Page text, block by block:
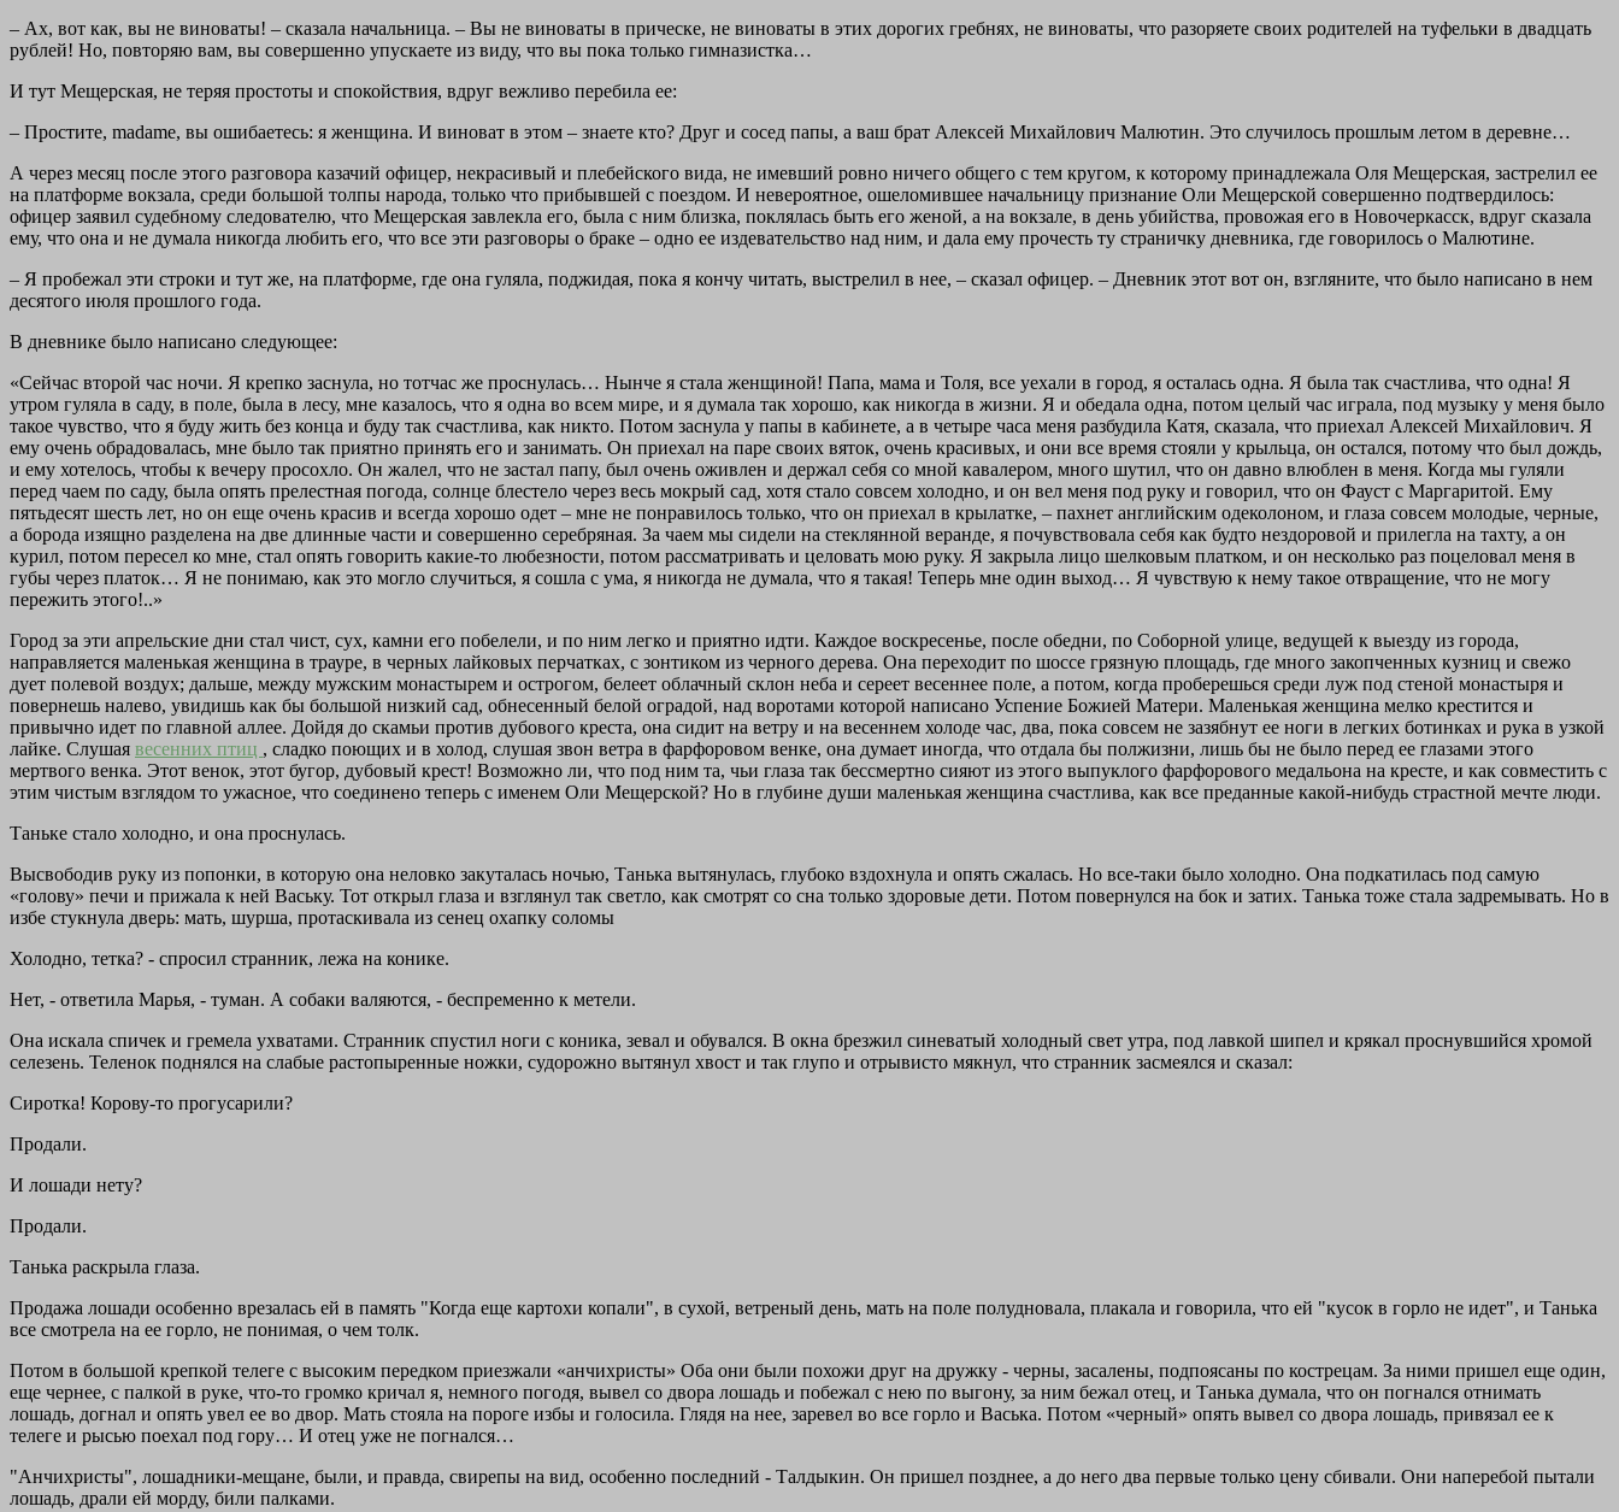
– Ах, вот как, вы не виноваты! – сказала начальница. – Вы не виноваты в прическе, не виноваты в этих дорогих гребнях, не виноваты, что разоряете своих родителей на туфельки в двадцать
рублей! Но, повторяю вам, вы совершенно упускаете из виду, что вы пока только гимназистка…
И тут Мещерская, не теряя простоты и спокойствия, вдруг вежливо перебила ее:
– Простите, madame, вы ошибаетесь: я женщина. И виноват в этом – знаете кто? Друг и сосед папы, а ваш брат Алексей Михайлович Малютин. Это случилось прошлым летом в деревне…
А через месяц после этого разговора казачий офицер, некрасивый и плебейского вида, не имевший ровно ничего общего с тем кругом, к которому принадлежала Оля Мещерская, застрелил ее
на платформе вокзала, среди большой толпы народа, только что прибывшей с поездом. И невероятное, ошеломившее начальницу признание Оли Мещерской совершенно подтвердилось:
офицер заявил судебному следователю, что Мещерская завлекла его, была с ним близка, поклялась быть его женой, а на вокзале, в день убийства, провожая его в Новочеркасск, вдруг сказала
ему, что она и не думала никогда любить его, что все эти разговоры о браке – одно ее издевательство над ним, и дала ему прочесть ту страничку дневника, где говорилось о Малютине.
– Я пробежал эти строки и тут же, на платформе, где она гуляла, поджидая, пока я кончу читать, выстрелил в нее, – сказал офицер. – Дневник этот вот он, взгляните, что было написано в нем
десятого июля прошлого года.
В дневнике было написано следующее:
«Сейчас второй час ночи. Я крепко заснула, но тотчас же проснулась… Нынче я стала женщиной! Папа, мама и Толя, все уехали в город, я осталась одна. Я была так счастлива, что одна! Я
утром гуляла в саду, в поле, была в лесу, мне казалось, что я одна во всем мире, и я думала так хорошо, как никогда в жизни. Я и обедала одна, потом целый час играла, под музыку у меня было
такое чувство, что я буду жить без конца и буду так счастлива, как никто. Потом заснула у папы в кабинете, а в четыре часа меня разбудила Катя, сказала, что приехал Алексей Михайлович. Я
ему очень обрадовалась, мне было так приятно принять его и занимать. Он приехал на паре своих вяток, очень красивых, и они все время стояли у крыльца, он остался, потому что был дождь,
и ему хотелось, чтобы к вечеру просохло. Он жалел, что не застал папу, был очень оживлен и держал себя со мной кавалером, много шутил, что он давно влюблен в меня. Когда мы гуляли
перед чаем по саду, была опять прелестная погода, солнце блестело через весь мокрый сад, хотя стало совсем холодно, и он вел меня под руку и говорил, что он Фауст с Маргаритой. Ему
пятьдесят шесть лет, но он еще очень красив и всегда хорошо одет – мне не понравилось только, что он приехал в крылатке, – пахнет английским одеколоном, и глаза совсем молодые, черные,
а борода изящно разделена на две длинные части и совершенно серебряная. За чаем мы сидели на стеклянной веранде, я почувствовала себя как будто нездоровой и прилегла на тахту, а он
курил, потом пересел ко мне, стал опять говорить какие-то любезности, потом рассматривать и целовать мою руку. Я закрыла лицо шелковым платком, и он несколько раз поцеловал меня в
губы через платок… Я не понимаю, как это могло случиться, я сошла с ума, я никогда не думала, что я такая! Теперь мне один выход… Я чувствую к нему такое отвращение, что не могу
пережить этого!..»
Город за эти апрельские дни стал чист, сух, камни его побелели, и по ним легко и приятно идти. Каждое воскресенье, после обедни, по Соборной улице, ведущей к выезду из города,
направляется маленькая женщина в трауре, в черных лайковых перчатках, с зонтиком из черного дерева. Она переходит по шоссе грязную площадь, где много закопченных кузниц и свежо
дует полевой воздух; дальше, между мужским монастырем и острогом, белеет облачный склон неба и сереет весеннее поле, а потом, когда проберешься среди луж под стеной монастыря и
повернешь налево, увидишь как бы большой низкий сад, обнесенный белой оградой, над воротами которой написано Успение Божией Матери. Маленькая женщина мелко крестится и
привычно идет по главной аллее. Дойдя до скамьи против дубового креста, она сидит на ветру и на весеннем холоде час, два, пока совсем не зазябнут ее ноги в легких ботинках и рука в узкой
лайке. Слушая весенних птиц , сладко поющих и в холод, слушая звон ветра в фарфоровом венке, она думает иногда, что отдала бы полжизни, лишь бы не было перед ее глазами этого
мертвого венка. Этот венок, этот бугор, дубовый крест! Возможно ли, что под ним та, чьи глаза так бессмертно сияют из этого выпуклого фарфорового медальона на кресте, и как совместить с
этим чистым взглядом то ужасное, что соединено теперь с именем Оли Мещерской? Но в глубине души маленькая женщина счастлива, как все преданные какой-нибудь страстной мечте люди.
Таньке стало холодно, и она проснулась.
Высвободив руку из попонки, в которую она неловко закуталась ночью, Танька вытянулась, глубоко вздохнула и опять сжалась. Но все-таки было холодно. Она подкатилась под самую
«голову» печи и прижала к ней Ваську. Тот открыл глаза и взглянул так светло, как смотрят со сна только здоровые дети. Потом повернулся на бок и затих. Танька тоже стала задремывать. Но в
избе стукнула дверь: мать, шурша, протаскивала из сенец охапку соломы
Холодно, тетка? - спросил странник, лежа на конике.
Нет, - ответила Марья, - туман. А собаки валяются, - беспременно к метели.
Она искала спичек и гремела ухватами. Странник спустил ноги с коника, зевал и обувался. В окна брезжил синеватый холодный свет утра, под лавкой шипел и крякал проснувшийся хромой
селезень. Теленок поднялся на слабые растопыренные ножки, судорожно вытянул хвост и так глупо и отрывисто мякнул, что странник засмеялся и сказал:
Сиротка! Корову-то прогусарили?
Продали.
И лошади нету?
Продали.
Танька раскрыла глаза.
Продажа лошади особенно врезалась ей в память "Когда еще картохи копали", в сухой, ветреный день, мать на поле полудновала, плакала и говорила, что ей "кусок в горло не идет", и Танька
все смотрела на ее горло, не понимая, о чем толк.
Потом в большой крепкой телеге с высоким передком приезжали «анчихристы» Оба они были похожи друг на дружку - черны, засалены, подпоясаны по кострецам. За ними пришел еще один,
еще чернее, с палкой в руке, что-то громко кричал я, немного погодя, вывел со двора лошадь и побежал с нею по выгону, за ним бежал отец, и Танька думала, что он погнался отнимать
лошадь, догнал и опять увел ее во двор. Мать стояла на пороге избы и голосила. Глядя на нее, заревел во все горло и Васька. Потом «черный» опять вывел со двора лошадь, привязал ее к
телеге и рысью поехал под гору… И отец уже не погнался…
"Анчихристы", лошадники-мещане, были, и правда, свирепы на вид, особенно последний - Талдыкин. Он пришел позднее, а до него два первые только цену сбивали. Они наперебой пытали
лошадь, драли ей морду, били палками.